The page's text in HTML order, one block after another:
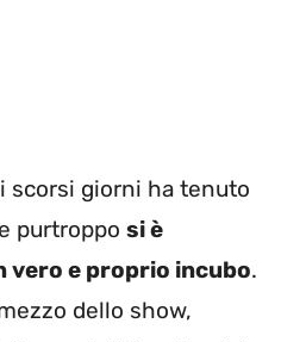
scorsi giorni ha tenuto
purtroppo si è
e proprio incubo.
dello show,